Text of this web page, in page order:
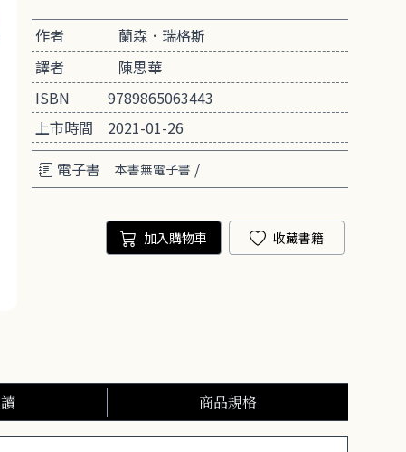
作者
蘭森．瑞格斯
譯者
陳思華
ISBN
9789865063443
上市時間
2021-01-26
電子書
本書無電子書 /
加入購物車 收藏書籍
商品規格